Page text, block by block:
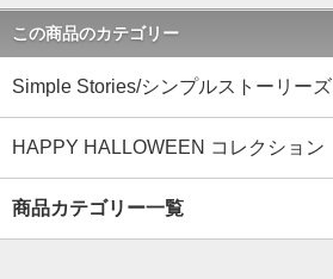
この商品のカテゴリー
Simple Stories/シンプルストーリーズ
HAPPY HALLOWEEN コレクション
商品カテゴリー一覧